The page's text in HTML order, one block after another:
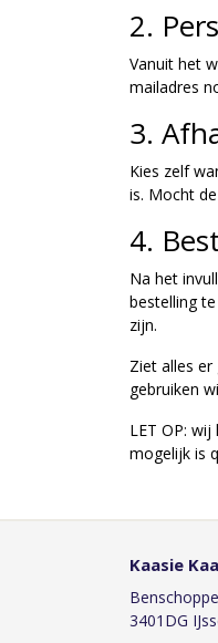
2.
Vanuit het
mailadres
3.
Kies zelf
is. Mocht
4.
Na het
bestelling
zijn.
Ziet alles
gebruiken
LET OP:
mogelijk is
Kaasie
3401DG